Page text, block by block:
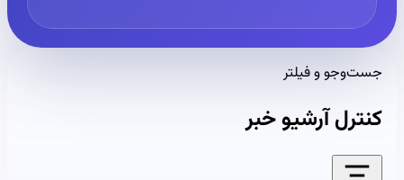
جست‌وجو و فیلتر
کنترل آرشیو خبر